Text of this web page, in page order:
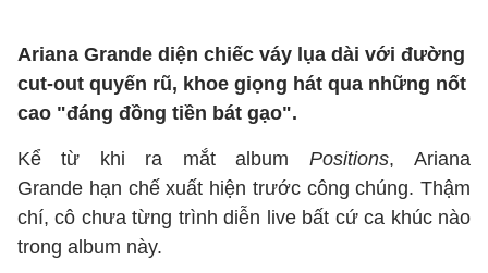
Ariana Grande diện chiếc váy lụa dài với đường
cut-out quyến rũ, khoe giọng hát qua những nốt
cao "đáng đồng tiền bát gạo".
Kể từ khi ra mắt album Positions, Ariana
Grande hạn chế xuất hiện trước công chúng. Thậm
chí, cô chưa từng trình diễn live bất cứ ca khúc nào
trong album này.